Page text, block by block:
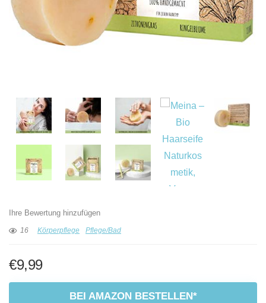
Ihre Bewertung hinzufügen
16 Körperpflege Pflege/Bad
€9,99
BEI AMAZON BESTELLEN*